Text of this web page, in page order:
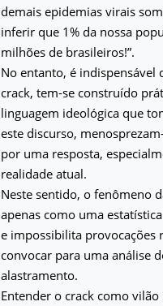
demais epidemias virais
inferir que 1% da nossa
milhões de brasileiros!”.
No entanto, é
crack, tem-se construído
linguagem ideológica que
este discurso,
por uma resposta,
realidade atual.
Neste sentido, o fenômeno
apenas como uma
e impossibilita provocações
convocar para uma análise
alastramento.
Entender o crack como